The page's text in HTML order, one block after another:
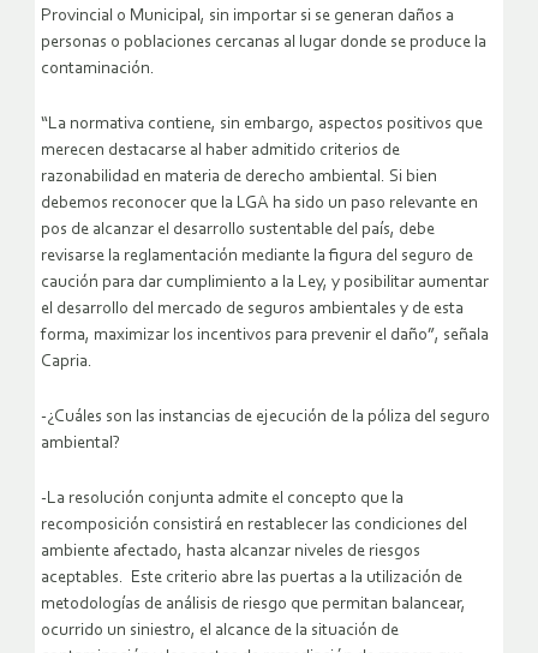
Provincial o Municipal, sin importar si se generan daños a
personas o poblaciones cercanas al lugar donde se produce la
contaminación.
“La normativa contiene, sin embargo, aspectos positivos que
merecen destacarse al haber admitido criterios de
razonabilidad en materia de derecho ambiental. Si bien
debemos reconocer que la LGA ha sido un paso relevante en
pos de alcanzar el desarrollo sustentable del país, debe
revisarse la reglamentación mediante la figura del seguro de
caución para dar cumplimiento a la Ley, y posibilitar aumentar
el desarrollo del mercado de seguros ambientales y de esta
forma, maximizar los incentivos para prevenir el daño”, señala
Capria.
-¿Cuáles son las instancias de ejecución de la póliza del seguro
ambiental?
-La resolución conjunta admite el concepto que la
recomposición consistirá en restablecer las condiciones del
ambiente afectado, hasta alcanzar niveles de riesgos
aceptables. Este criterio abre las puertas a la utilización de
metodologías de análisis de riesgo que permitan balancear,
ocurrido un siniestro, el alcance de la situación de